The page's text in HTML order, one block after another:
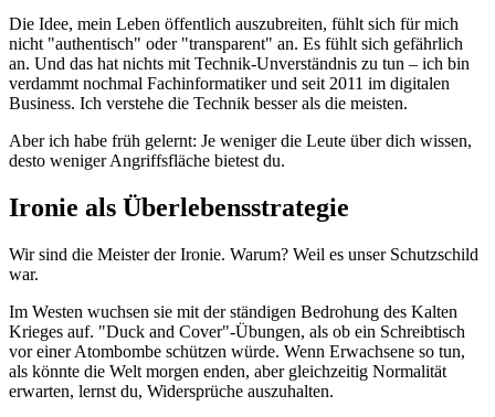
Die Idee, mein Leben öffentlich auszubreiten, fühlt sich für mich
nicht "authentisch" oder "transparent" an. Es fühlt sich gefährlich
an. Und das hat nichts mit Technik-Unverständnis zu tun – ich bin
verdammt nochmal Fachinformatiker und seit 2011 im digitalen
Business. Ich verstehe die Technik besser als die meisten.
Aber ich habe früh gelernt: Je weniger die Leute über dich wissen,
desto weniger Angriffsfläche bietest du.
Ironie als Überlebensstrategie
Wir sind die Meister der Ironie. Warum? Weil es unser Schutzschild
war.
Im Westen wuchsen sie mit der ständigen Bedrohung des Kalten
Krieges auf. "Duck and Cover"-Übungen, als ob ein Schreibtisch
vor einer Atombombe schützen würde. Wenn Erwachsene so tun,
als könnte die Welt morgen enden, aber gleichzeitig Normalität
erwarten, lernst du, Widersprüche auszuhalten.